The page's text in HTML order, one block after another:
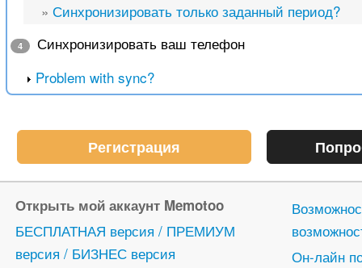
» Синхронизировать только заданный период?
4
Синхронизировать ваш телефон
Problem with sync?
Регистрация
Открыть мой аккаунт Memotoo
БЕСПЛАТНАЯ версия / ПРЕМИУМ
версия / БИЗНЕС версия
Он-лайн